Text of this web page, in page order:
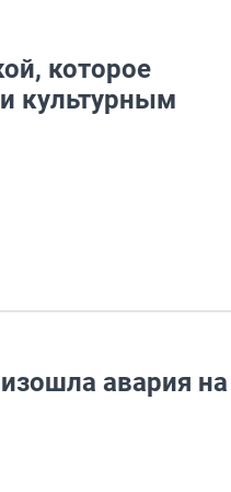
которое
культурным
авария на